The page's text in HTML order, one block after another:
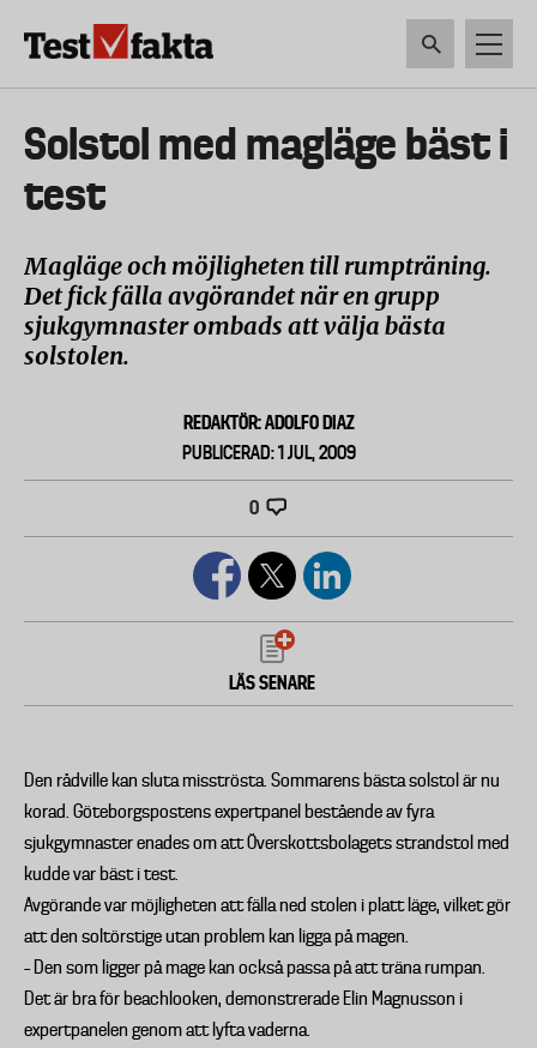
Huvudmeny
ny
Solstol med magläge bäst i
test
Magläge och möjligheten till rumpträning.
Det fick fälla avgörandet när en grupp
sjukgymnaster ombads att välja bästa
solstolen.
REDAKTÖR: ADOLFO DIAZ
PUBLICERAD: 1 JUL, 2009
0
LÄS SENARE
Den rådville kan sluta misströsta. Sommarens bästa solstol är nu
korad. Göteborgspostens expertpanel bestående av fyra
sjukgymnaster enades om att Överskottsbolagets strandstol med
kudde var bäst i test.
Avgörande var möjligheten att fälla ned stolen i platt läge, vilket gör
att den soltörstige utan problem kan ligga på magen.
– Den som ligger på mage kan också passa på att träna rumpan.
Det är bra för beachlooken, demonstrerade Elin Magnusson i
expertpanelen genom att lyfta vaderna.